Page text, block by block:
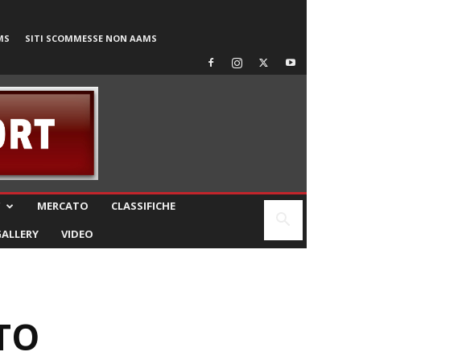
SITI SCOMMESSE NON AAMS
MERCATO
CLASSIFICHE
VIDEO